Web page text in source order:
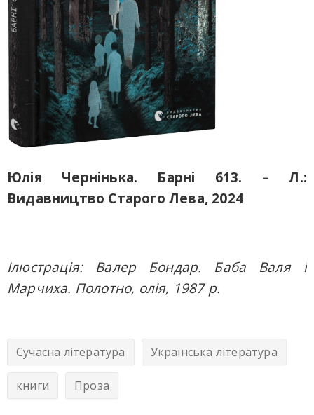
Юлія Чернінька. Барні 613. – Л.:
Видавництво Старого Лева, 2024
Ілюстрація: Валер Бондар. Баба Валя і
Марчиха. Полотно, олія, 1987 р.
Сучасна література Українська література
книги Проза